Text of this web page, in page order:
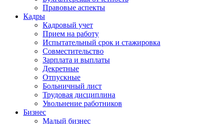
Правовые аспекты
Кадры
Кадровый учет
Прием на работу
Испытательный срок и стажировка
Совместительство
Зарплата и выплаты
Декретные
Отпускные
Больничный лист
Трудовая дисциплина
Увольнение работников
Бизнес
Малый бизнес